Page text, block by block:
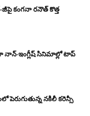
జీపై కంగనా రనౌత్ కొత్త
నాన్-ఇంగ్లీష్ సినిమాల్లో టాప్
పెరుగుతున్న నకిలీ కరెన్సీ